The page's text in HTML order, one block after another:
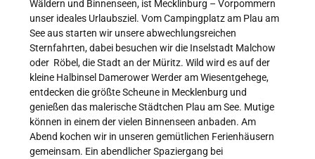
Wäldern und Binnenseen, ist Mecklinburg – Vorpommern
unser ideales Urlaubsziel. Vom Campingplatz am Plau am
See aus starten wir unsere abwechlungsreichen
Sternfahrten, dabei besuchen wir die Inselstadt Malchow
oder Röbel, die Stadt an der Müritz. Wild wird es auf der
kleine Halbinsel Damerower Werder am Wiesentgehege,
entdecken die größte Scheune in Mecklenburg und
genießen das malerische Städtchen Plau am See. Mutige
können in einem der vielen Binnenseen anbaden. Am
Abend kochen wir in unseren gemütlichen Ferienhäusern
gemeinsam. Ein abendlicher Spaziergang bei